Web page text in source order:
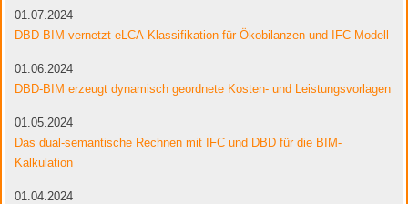
01.07.2024
DBD-BIM vernetzt eLCA-Klassifikation für Ökobilanzen und IFC-Modell
01.06.2024
DBD-BIM erzeugt dynamisch geordnete Kosten- und Leistungsvorlagen
01.05.2024
Das dual-semantische Rechnen mit IFC und DBD für die BIM-
Kalkulation
01.04.2024